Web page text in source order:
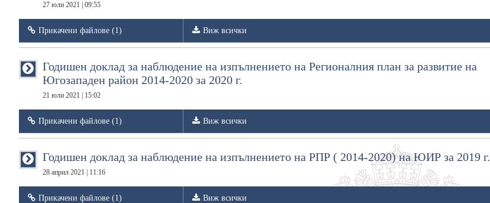
27 юли 2021 | 09:55
Прикачени файлове (1) Виж всички
Годишен доклад за наблюдение на изпълнението на Регионалния план за развитие на
Югозападен район 2014-2020 за 2020 г.
21 юли 2021 | 15:02
Прикачени файлове (1) Виж всички
Годишен доклад за наблюдение на изпълнението на РПР ( 2014-2020) на ЮИР за 2019 г.
28 април 2021 | 11:16
Прикачени файлове (1) Виж всички